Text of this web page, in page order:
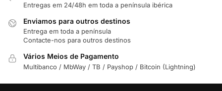
Entregas em 24/48h em toda a península ibérica
Enviamos para outros destinos
Entrega em toda a península
Contacte-nos para outros destinos
Vários Meios de Pagamento
Multibanco / MbWay / TB / Payshop / Bitcoin (Lightning)